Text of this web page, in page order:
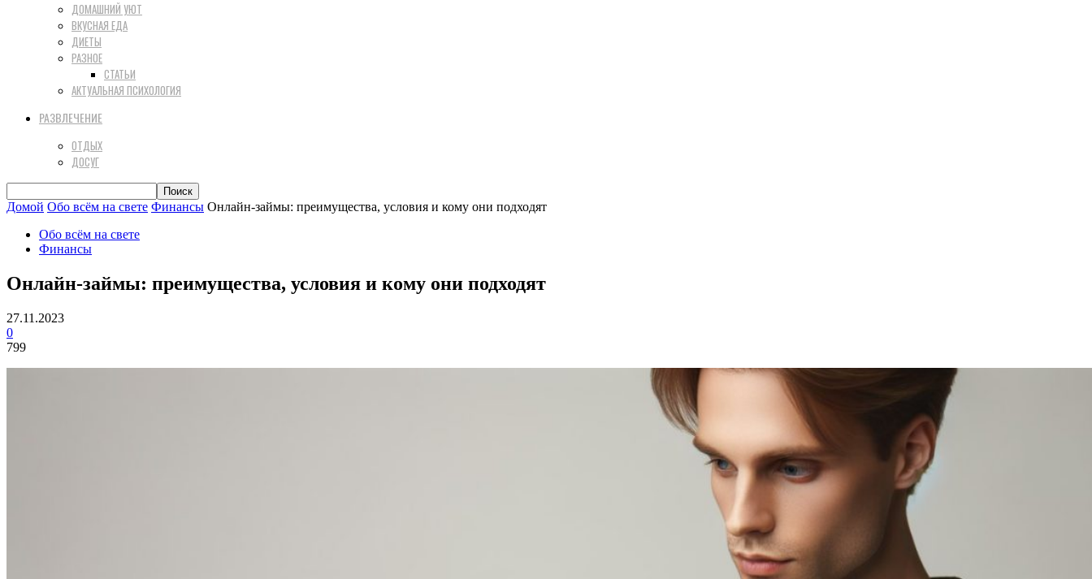
ДОМАШНИЙ УЮТ
ВКУСНАЯ ЕДА
ДИЕТЫ
РАЗНОЕ
СТАТЬИ
АКТУАЛЬНАЯ ПСИХОЛОГИЯ
РАЗВЛЕЧЕНИЕ
ОТДЫХ
ДОСУГ
Домой Обо всём на свете Финансы Онлайн-займы: преимущества, условия и кому они подходят
Обо всём на свете
Финансы
Онлайн-займы: преимущества, условия и кому они подходят
27.11.2023
0
799